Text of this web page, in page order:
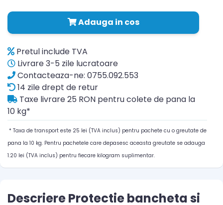
Adauga in cos
Pretul include TVA
Livrare 3-5 zile lucratoare
Contacteaza-ne: 0755.092.553
14 zile drept de retur
Taxe livrare 25 RON pentru colete de pana la
10 kg*
* Taxa de transport este 25 lei (TVA inclus) pentru pachete cu o greutate de
pana la 10 kg. Pentru pachetele care depasesc aceasta greutate se adauga
1.20 lei (TVA inclus) pentru fiecare kilogram suplimentar.
Descriere Protectie bancheta si